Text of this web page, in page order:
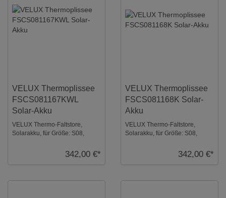
VELUX Thermoplissee
FSCS081167KWL
Solar-Akku
VELUX Thermo-Faltstore,
Solarakku, für Größe: S08,
Schiene, io-homecontro ...342,00 €*
VELUX Thermoplissee
FSCS081168K Solar-
Akku
VELUX Thermo-Faltstore,
Solarakku, für Größe: S08,
342,00 €*